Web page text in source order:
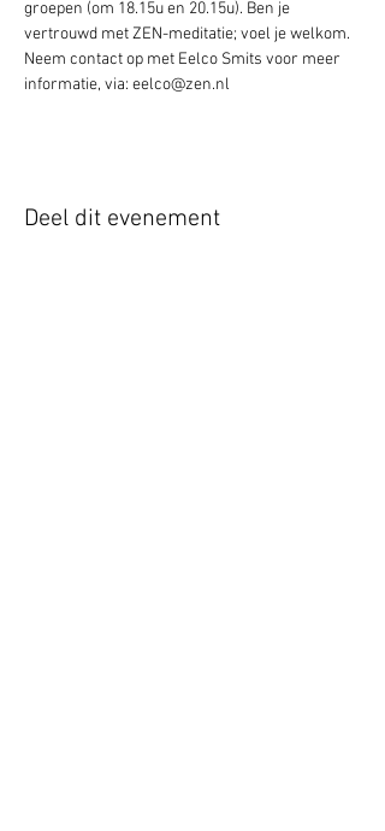
groepen (om 18.15u en 20.15u). Ben je
vertrouwd met ZEN-meditatie; voel je welkom.
Neem contact op met Eelco Smits voor meer
informatie, via: eelco@zen.nl
Deel dit evenement